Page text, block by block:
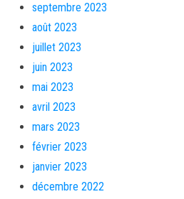
septembre 2023
août 2023
juillet 2023
juin 2023
mai 2023
avril 2023
mars 2023
février 2023
janvier 2023
décembre 2022